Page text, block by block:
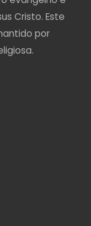
Cristo. Este
por